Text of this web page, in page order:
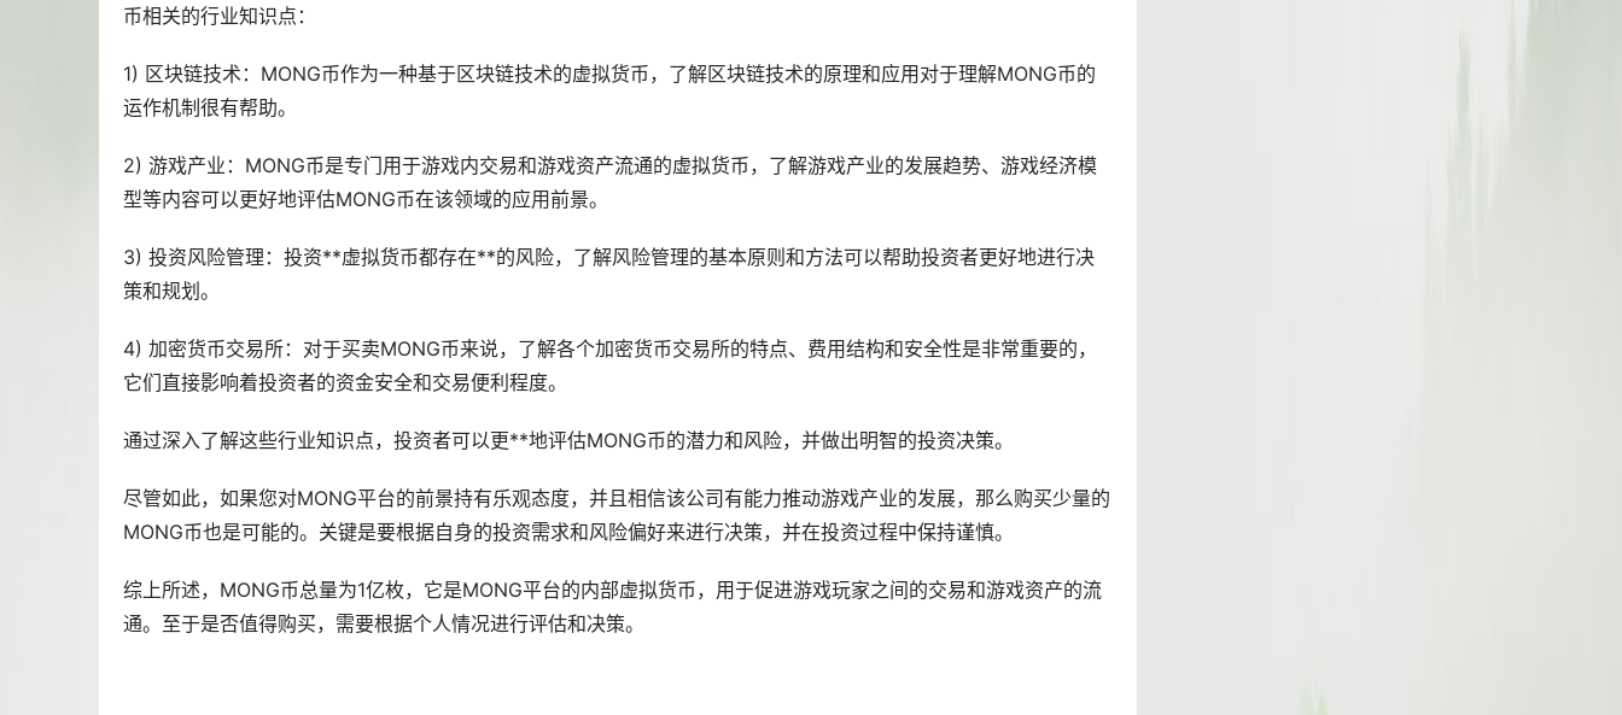
币相关的行业知识点：
1) 区块链技术：MONG币作为一种基于区块链技术的虚拟货币，了解区块链技术的原理和应用对于理解MONG币的
运作机制很有帮助。
2) 游戏产业：MONG币是专门用于游戏内交易和游戏资产流通的虚拟货币，了解游戏产业的发展趋势、游戏经济模
型等内容可以更好地评估MONG币在该领域的应用前景。
3) 投资风险管理：投资**虚拟货币都存在**的风险，了解风险管理的基本原则和方法可以帮助投资者更好地进行决
策和规划。
4) 加密货币交易所：对于买卖MONG币来说，了解各个加密货币交易所的特点、费用结构和安全性是非常重要的，
它们直接影响着投资者的资金安全和交易便利程度。
通过深入了解这些行业知识点，投资者可以更**地评估MONG币的潜力和风险，并做出明智的投资决策。
尽管如此，如果您对MONG平台的前景持有乐观态度，并且相信该公司有能力推动游戏产业的发展，那么购买少量的
MONG币也是可能的。关键是要根据自身的投资需求和风险偏好来进行决策，并在投资过程中保持谨慎。
综上所述，MONG币总量为1亿枚，它是MONG平台的内部虚拟货币，用于促进游戏玩家之间的交易和游戏资产的流
通。至于是否值得购买，需要根据个人情况进行评估和决策。